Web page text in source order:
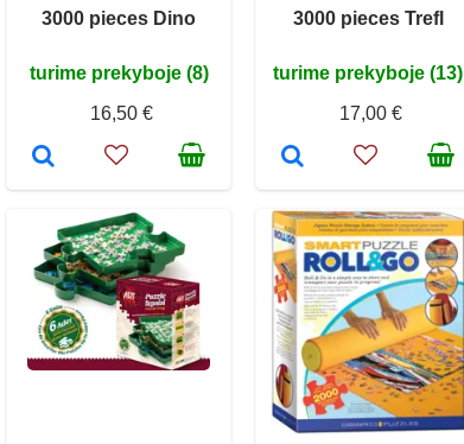
3000 pieces Dino
turime prekyboje (8)
16,50 €
3000 pieces Trefl
turime prekyboje (13)
17,00 €